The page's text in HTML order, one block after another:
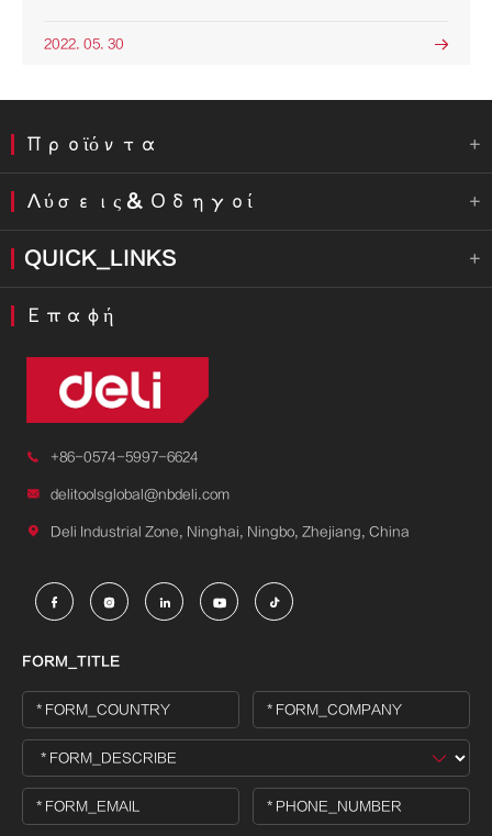
2022. 05. 30 
Προϊόντα 
Λύσεις & Οδηγοί 
QUICK_LINKS 
Επαφή
 +86-0574-5997-6624
 delitoolsglobal@nbdeli.com
 Deli Industrial Zone, Ninghai, Ningbo, Zhejiang, China
    
FORM_TITLE